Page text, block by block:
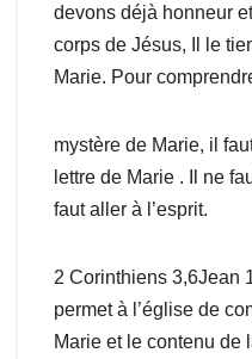
devons déjà honneur
corps de Jésus, Il le
Marie. Pour
mystère de Marie, il
lettre de Marie . Il ne
faut aller à l’esprit.
2 Corinthiens 3,6Jean
permet à l’église de
Marie et le contenu de